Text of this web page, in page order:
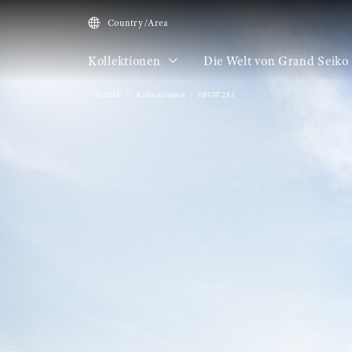
Country/Area
Kollektionen Die Welt von Grand Seiko
HOME Kollektionen SBGW283